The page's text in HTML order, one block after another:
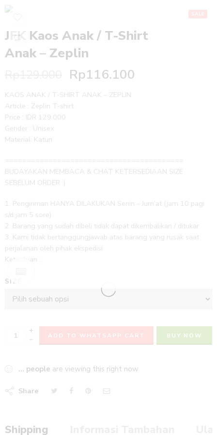
SALE
JFK Kaos Anak / T-Shirt
Anak – Zeplin
Rp116.100
KAOS ANAK / T-SHIRT ANAK – ZEPLIN
Article : Zeplin T-shirt
Price : IDR 129.000
Gender : Unisex
Material: Katun
=========================================
BUDAYAKAN MEMBACA & CHAT KETERSEDIAAN SIZE
SEBELUM ORDER :)
1. Pengiriman HANYA DILAKUKAN Senin – Jum’at (jam 10 pagi
s/d jam 5 sore)
2. Barang yang sudah dibeli tidak dapat dikembalikan / ditukar
3. Kami tidak bertanggungjawab atas barang yang rusak saat
perjalanan oleh pihak ekspedisi
Ketentuan :
SIZE
+
−
ADD TO WHATSAPP CART BUY NOW
... people are viewing this right now
Share
Shipping